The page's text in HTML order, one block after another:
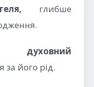
глибше
за його рід.